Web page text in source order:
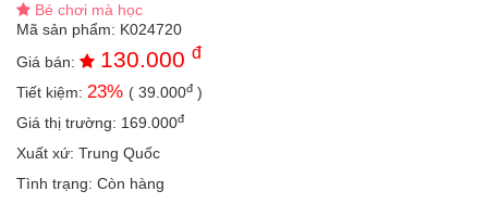
an
toàn
tắm
Bé
chơi
học
Bé chơi mà học
Mã sản phẩm: K024720
Giá bán:
130.000 đ
Tiết kiệm: 23% ( 39.000đ )
Giá thị trường: 169.000đ
Xuất xứ: Trung Quốc
Tình trạng: Còn hàng